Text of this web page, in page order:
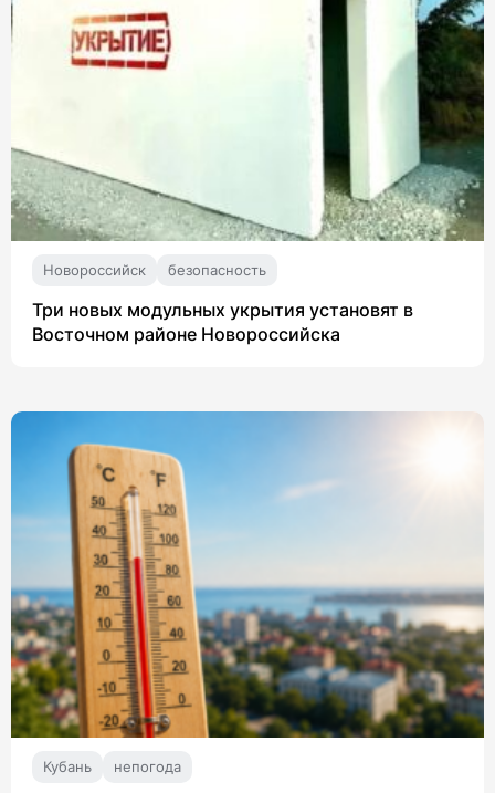
Новороссийск безопасность
Три новых модульных укрытия установят в
Восточном районе Новороссийска
Кубань непогода